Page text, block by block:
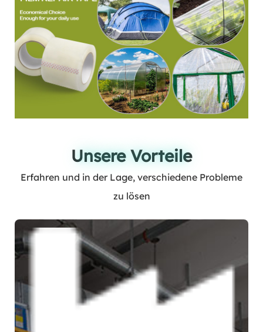
Unsere Vorteile
Unsere Vorteile
Erfahren und in der Lage, verschiedene Probleme
zu lösen